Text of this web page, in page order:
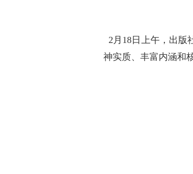
2月18日上午，出版
神实质、丰富内涵和